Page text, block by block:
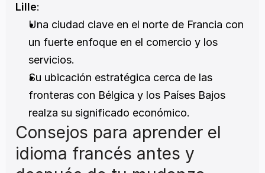
Lille:
Una ciudad clave en el norte de Francia con
un fuerte enfoque en el comercio y los
servicios.
Su ubicación estratégica cerca de las
fronteras con Bélgica y los Países Bajos
realza su significado económico.
Consejos para aprender el
idioma francés antes y